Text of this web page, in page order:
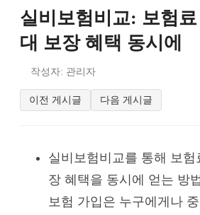
실비보험비교: 보험료
대 보장 혜택 동시에
작성자: 관리자
이전 게시글 다음 게시글
실비보험비교를 통해 보험
장 혜택을 동시에 얻는 방
보험 가입은 누구에게나